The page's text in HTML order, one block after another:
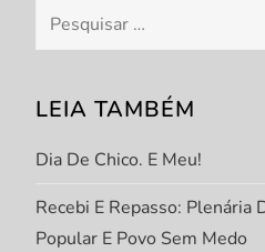
Pesquisar
por:
LEIA TAMBÉM
Dia De Chico. E Meu!
Recebi E Repasso: Plenária
Popular E Povo Sem Medo